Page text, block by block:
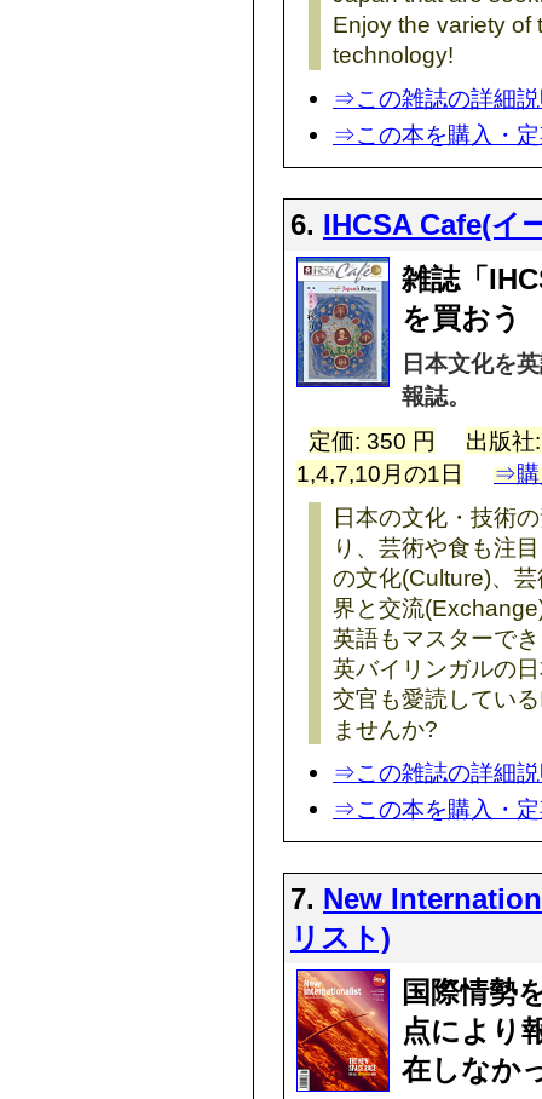
Enjoy the variety of
technology!
⇒この雑誌の詳細
⇒この本を購入・
6. IHCSA Cafe(イ
雑誌「
を買おう
日本文化を
報誌。
定価: 350 円
出版
1,4,7,10月の1日
⇒購
日本の文化・技術
り、芸術や食も注
の文化(Culture)、
界と交流
英語もマスターで
英バイリンガルの
交官も愛読してい
ませんか?
⇒この雑誌の詳細
⇒この本を購入・
7. New
リスト)
国際情勢
点により
在しなか